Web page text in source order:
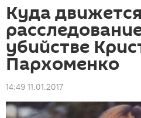
Куда движется
убийстве
Пархоменко
14:49 11.01.2017